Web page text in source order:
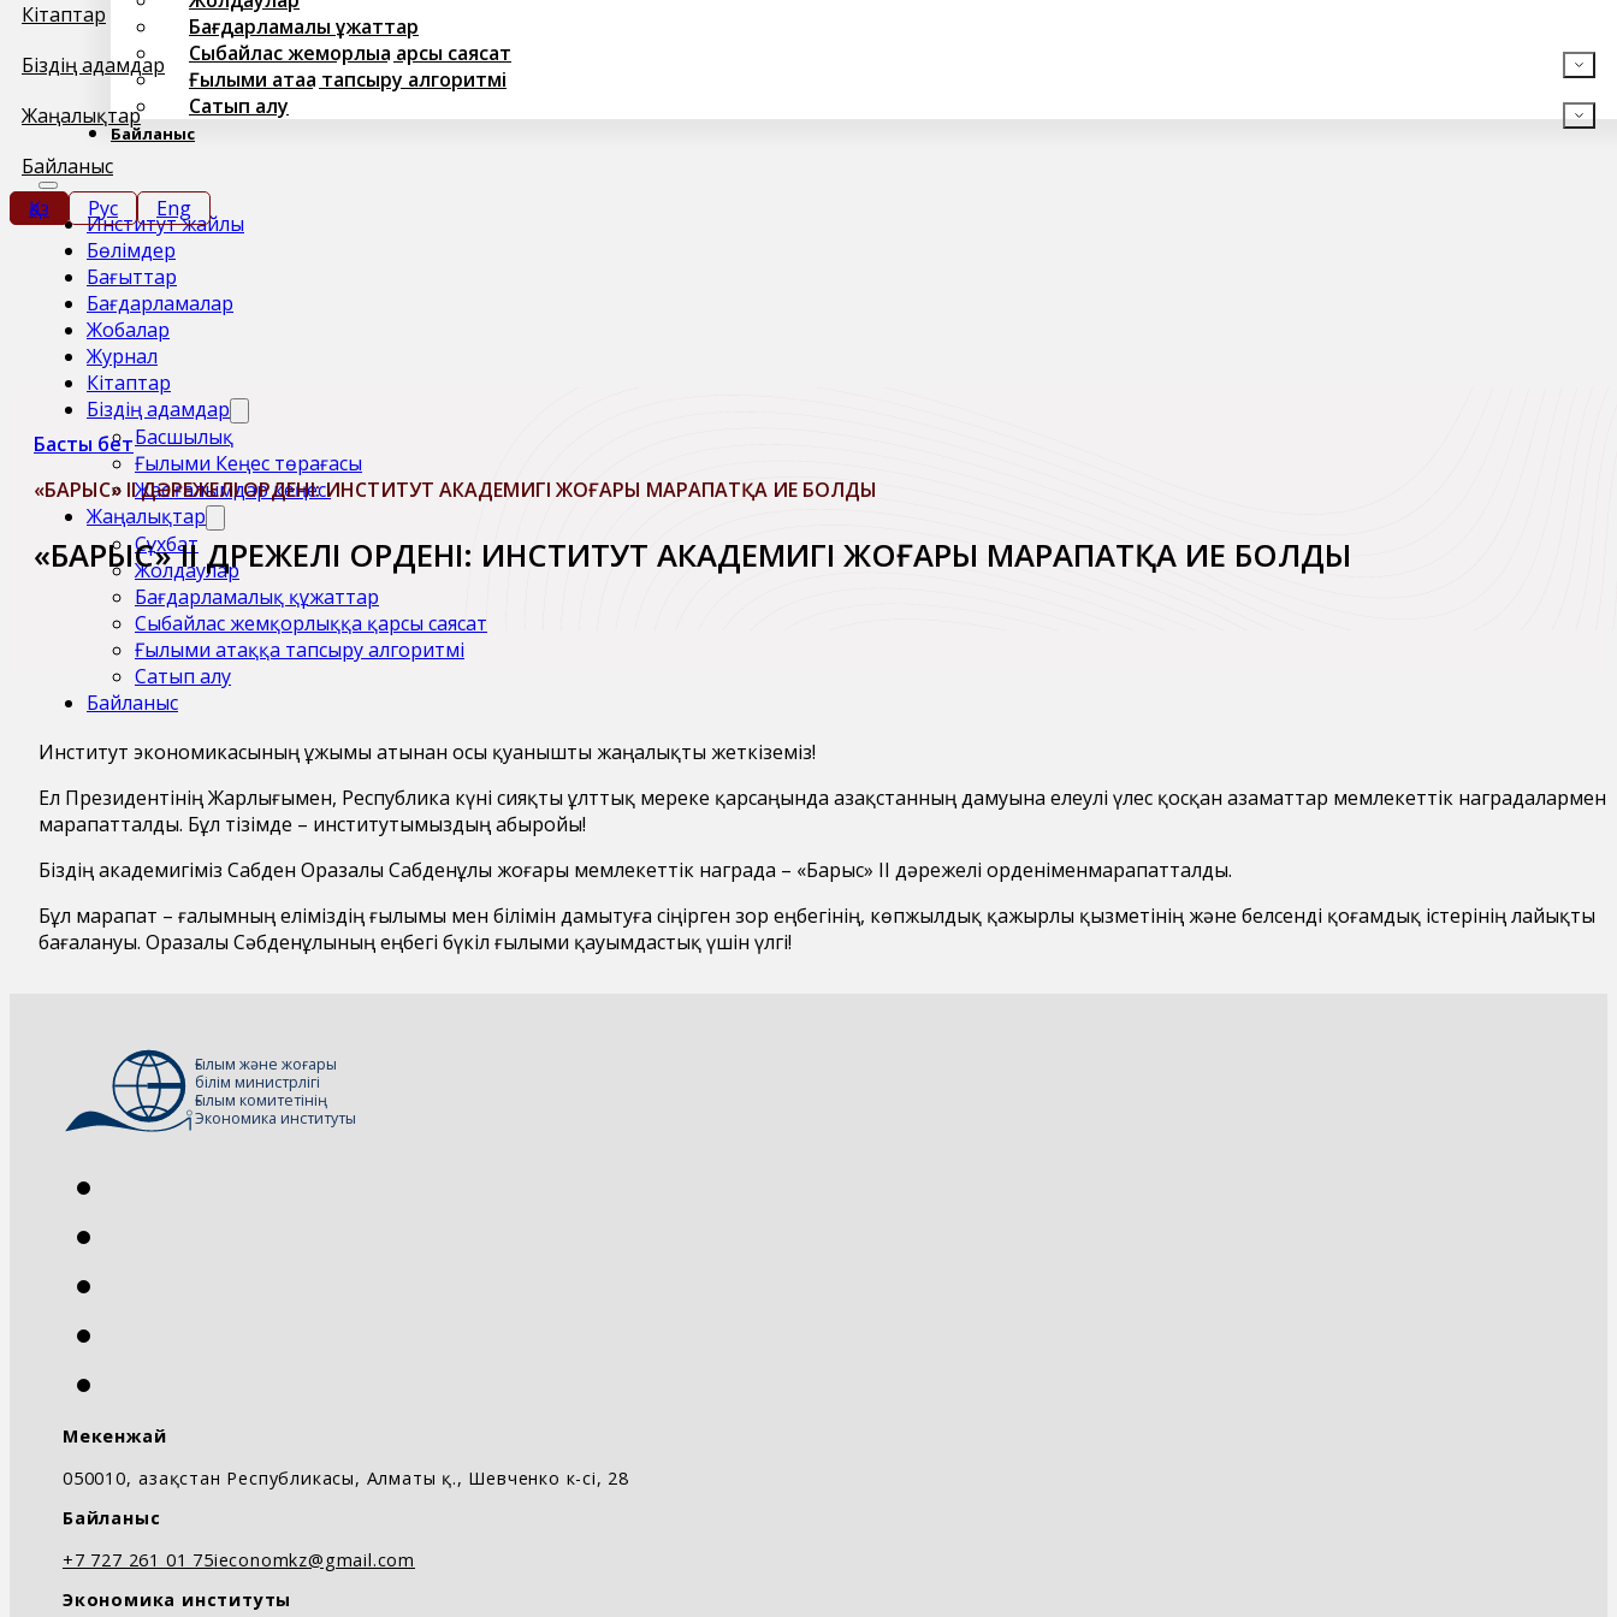
Бағдарламалық құжаттар
Сыбайлас жемқорлыққа қарсы саясат
Ғылыми атаққа тапсыру алгоритмі
Сатып алу
Байланыс
Институт жайлы
Бөлімдер
Бағыттар
Бағдарламалар
Жобалар
Журнал
Кітаптар
Біздің адамдар
Басшылық
Ғылыми Кеңес төрағасы
Жас ғалымдар кеңесі
Жаңалықтар
Сұхбат
Жолдаулар
Бағдарламалық құжаттар
Сыбайлас жемқорлыққа қарсы саясат
Ғылыми атаққа тапсыру алгоритмі
Сатып алу
Байланыс
Кітаптар
Біздің адамдар
Жаңалықтар
Байланыс
Қаз
Рус Eng
Басты бет
«БАРЫС» II ДӘРЕЖЕЛІ ОРДЕНІ: ИНСТИТУТ АКАДЕМИГІ ЖОҒАРЫ МАРАПАТҚА ИЕ БОЛДЫ
«БАРЫС» II ДӘРЕЖЕЛІ ОРДЕНІ: ИНСТИТУТ АКАДЕМИГІ ЖОҒАРЫ МАРАПАТҚА ИЕ БОЛДЫ
Институт экономикасының ұжымы атынан осы қуанышты жаңалықты жеткіземіз!
Ел Президентінің Жарлығымен, Республика күні сияқты ұлттық мереке қарсаңында Қазақстанның дамуына елеулі үлес қосқан азаматтар мемлекеттік наградалармен
марапатталды. Бұл тізімде – институтымыздың абыройы!
Біздің академигіміз Сабден Оразалы Сабденұлы жоғары мемлекеттік награда – «Барыс» II дәрежелі орденіменмарапатталды.
Бұл марапат – ғалымның еліміздің ғылымы мен білімін дамытуға сіңірген зор еңбегінің, көпжылдық қажырлы қызметінің және белсенді қоғамдық істерінің лайықты
бағалануы. Оразалы Сәбденұлының еңбегі бүкіл ғылыми қауымдастық үшін үлгі!
Ғылым және жоғары
білім министрлігі
Ғылым комитетінің
Экономика институты
Мекенжай
050010, Қазақстан Республикасы, Алматы қ., Шевченко к-сі, 28
Байланыс
+7 727 261 01 75ieconomkz@gmail.com
Экономика институты